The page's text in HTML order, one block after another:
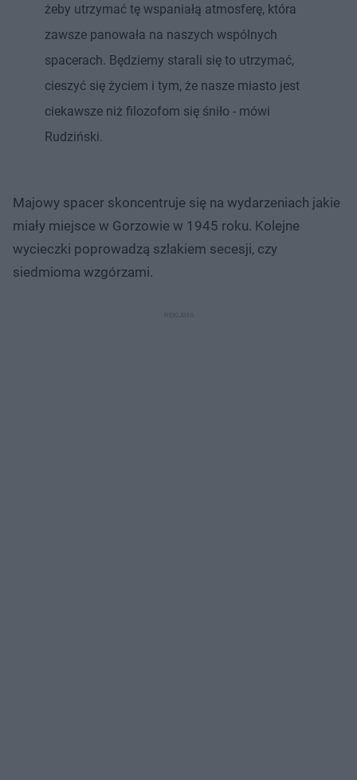
żeby utrzymać tę wspaniałą atmosferę, która
zawsze panowała na naszych wspólnych
spacerach. Będziemy starali się to utrzymać,
cieszyć się życiem i tym, że nasze miasto jest
ciekawsze niż filozofom się śniło - mówi
Rudziński.
Majowy spacer skoncentruje się na wydarzeniach jakie
miały miejsce w Gorzowie w 1945 roku. Kolejne
wycieczki poprowadzą szlakiem secesji, czy
siedmioma wzgórzami.